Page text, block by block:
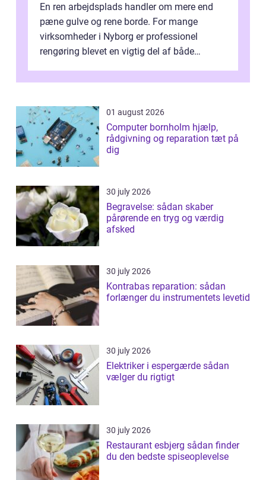
En ren arbejdsplads handler om mere end
pæne gulve og rene borde. For mange
virksomheder i Nyborg er professionel
rengøring blevet en vigtig del af både
samlede ...
01 august 2026
Computer bornholm hjælp,
rådgivning og reparation tæt på
dig
30 july 2026
Begravelse: sådan skaber
pårørende en tryg og værdig
afsked
30 july 2026
Kontrabas reparation: sådan
forlænger du instrumentets levetid
30 july 2026
Elektriker i espergærde sådan
vælger du rigtigt
30 july 2026
Restaurant esbjerg sådan finder
du den bedste spiseoplevelse